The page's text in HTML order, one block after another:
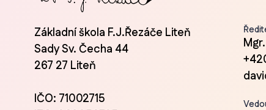
Základní škola F.J.Řezáče Liteň
Sady Sv. Čecha 44
267 27 Liteň
IČO: 71002715